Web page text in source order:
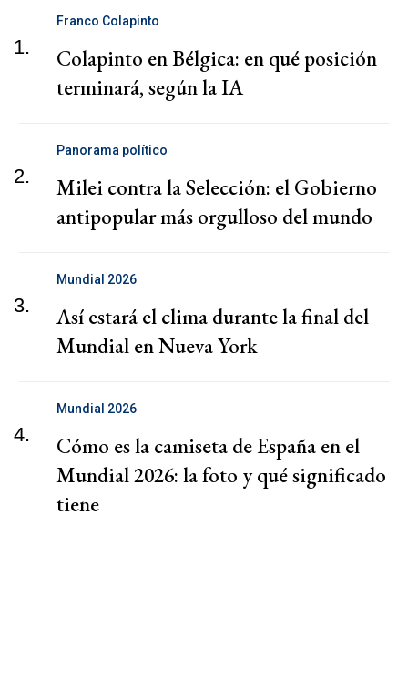
1.
Franco Colapinto
Colapinto en Bélgica: en qué posición
terminará, según la IA
2.
Panorama político
Milei contra la Selección: el Gobierno
antipopular más orgulloso del mundo
3.
Mundial 2026
Así estará el clima durante la final del
Mundial en Nueva York
4.
Mundial 2026
Cómo es la camiseta de España en el
Mundial 2026: la foto y qué significado
tiene